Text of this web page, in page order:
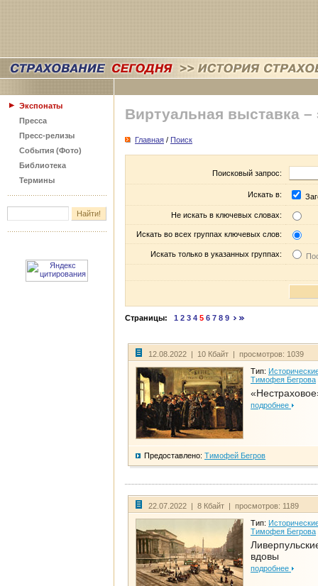
Экспонаты
Пресса
Пресс-релизы
События (Фото)
Библиотека
Термины
Виртуальная выставка –
Главная / Поиск
Поисковый запрос:
Искать в:
Не искать в ключевых словах:
Искать во всех группах ключевых слов:
Искать только в указанных группах:
Страницы: 1 2 3 4 5 6 7 8 9
12.08.2022 | 10 Кбайт | просмотров: 1039
Тип:
Тимофея Бегрова
подробнее
Предоставлено: Тимофей Бегров
22.07.2022 | 8 Кбайт | просмотров: 1189
Тип:
Тимофея Бегрова
вдовы
подробнее